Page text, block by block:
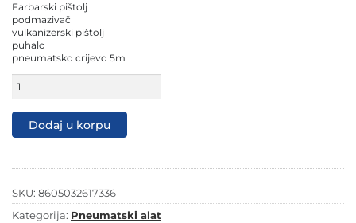
Farbarski pištolj
podmazivač
vulkanizerski pištolj
puhalo
pneumatsko crijevo 5m
pneumatskog
Villager
VAT-
količina
Dodaj u korpu
SKU: 8605032617336
Kategorija: Pneumatski alat